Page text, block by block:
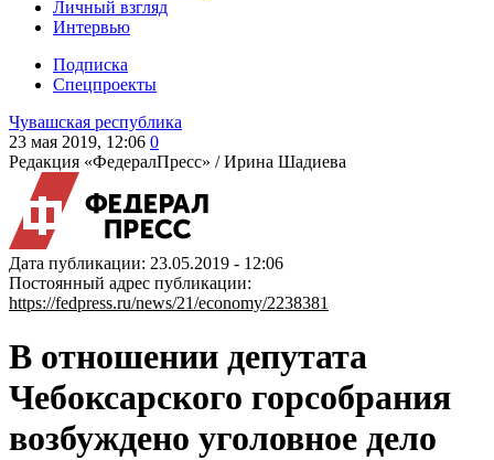
Личный взгляд
Интервью
Подписка
Спецпроекты
Чувашская республика
23 мая 2019, 12:06 0
Редакция «ФедералПресс» /Ирина Шадиева
Дата публикации: 23.05.2019 - 12:06
Постоянный адрес публикации:
https://fedpress.ru/news/21/economy/2238381
В отношении депутата
Чебоксарского горсобрания
возбуждено уголовное дело